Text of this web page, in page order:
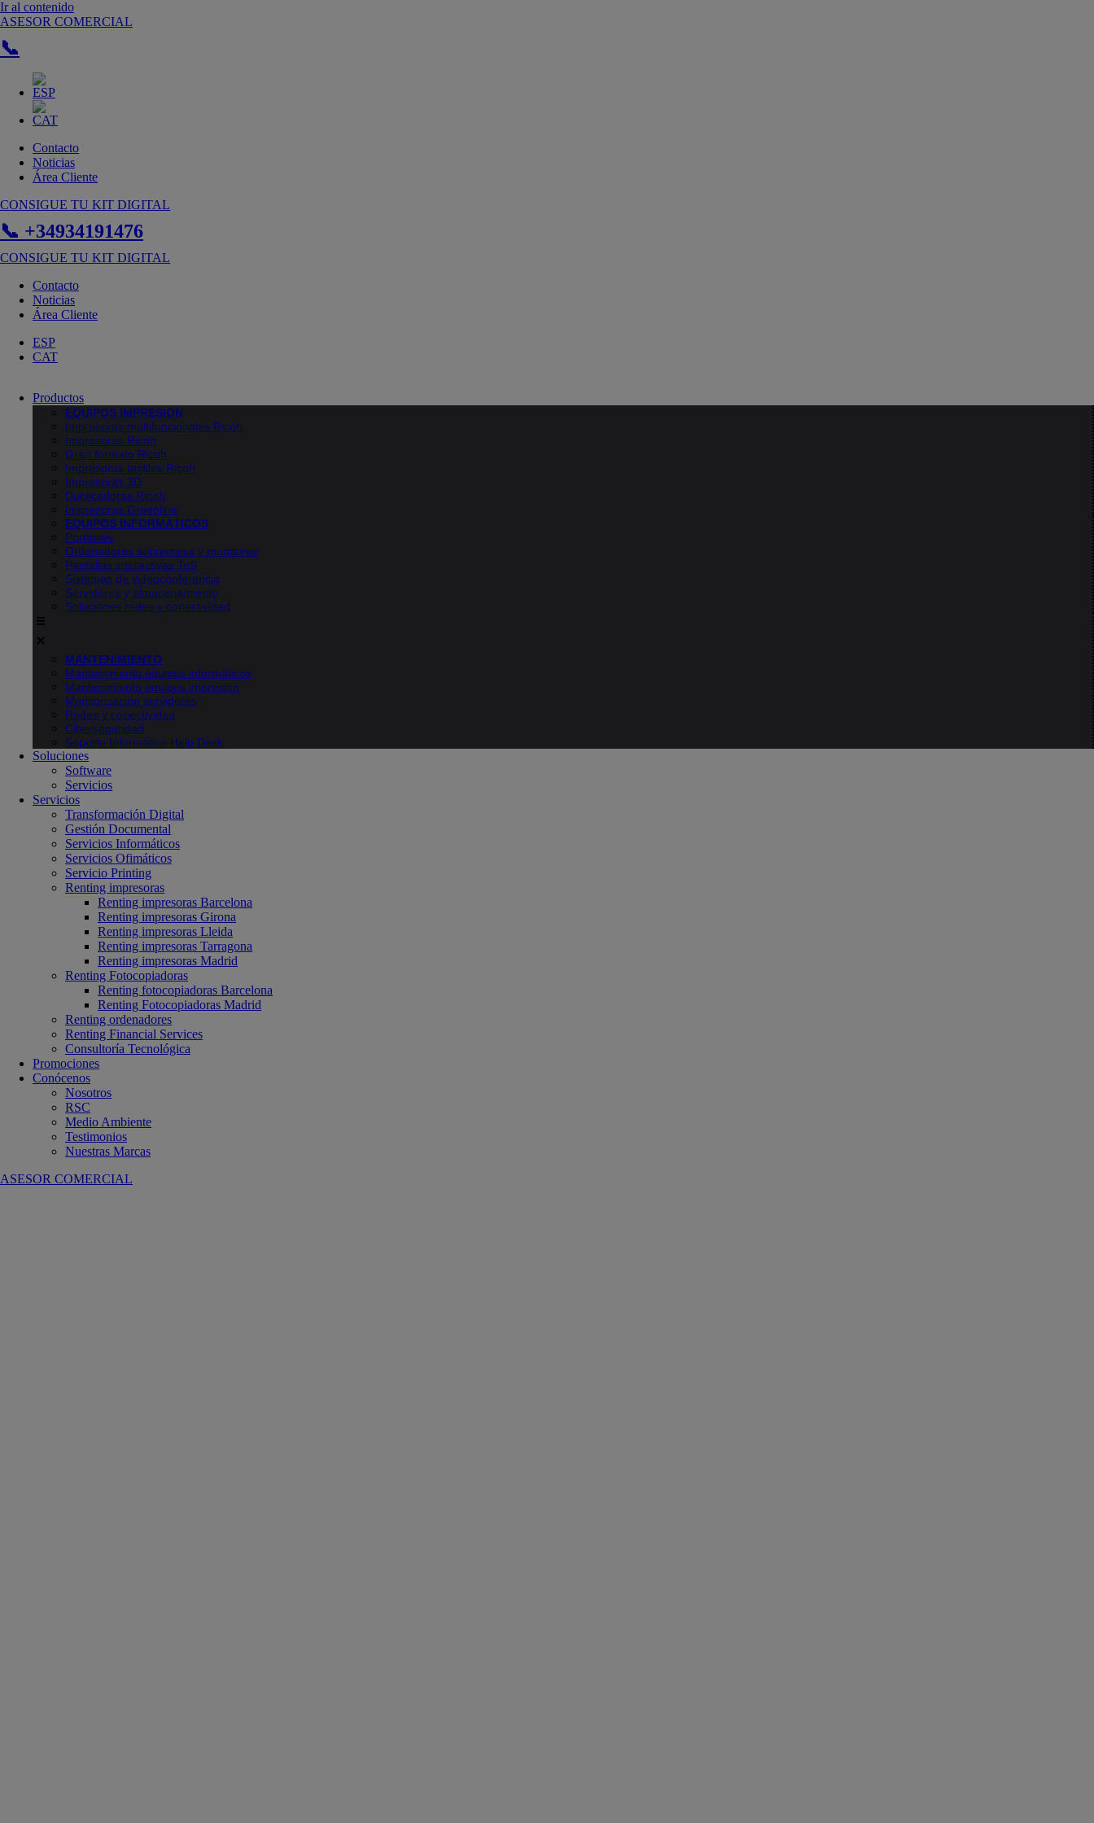
Ir al contenido
ASESOR COMERCIAL
📞
Contacto
Noticias
Área Cliente
CONSIGUE TU KIT DIGITAL
📞 +34934191476
CONSIGUE TU KIT DIGITAL
Contacto
Noticias
Área Cliente
ESP
CAT
Productos
EQUIPOS IMPRESION
Impresoras multifuncionales Ricoh
Impresoras Ricoh
Gran formato Ricoh
Impresoras textiles Ricoh
Impresoras 3D
Duplicadoras Ricoh
Impresoras Greenline
EQUIPOS INFORMÁTICOS
Portátiles
Ordenadores sobremesa y monitores
Pantallas interactivas TeS
Sistemas de videoconferencia
Servidores y almacenamiento
Soluciones redes y conectividad
MANTENIMIENTO
Mantenimiento equipos informáticos
Mantenimiento equipos impresión
Monitorización servidores
Redes y conectividad
Ciberseguridad
Soporte Informático Help Desk
Soluciones
Software
Servicios
Servicios
Transformación Digital
Gestión Documental
Servicios Informáticos
Servicios Ofimáticos
Servicio Printing
Renting impresoras
Renting impresoras Barcelona
Renting impresoras Girona
Renting impresoras Lleida
Renting impresoras Tarragona
Renting impresoras Madrid
Renting Fotocopiadoras
Renting fotocopiadoras Barcelona
Renting Fotocopiadoras Madrid
Renting ordenadores
Renting Financial Services
Consultoría Tecnológica
Promociones
Conócenos
Nosotros
RSC
Medio Ambiente
Testimonios
Nuestras Marcas
ASESOR COMERCIAL